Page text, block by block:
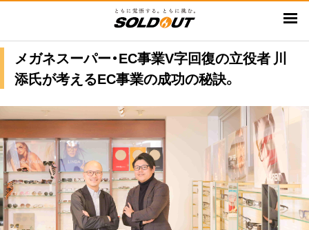
ン
ツ
に
移
動
メガネスーパー・EC事業V字回復の立役者 川
添氏が考えるEC事業の成功の秘訣。